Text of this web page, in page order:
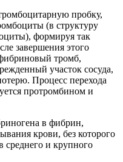
пробку,
(в структуру
формируя так
завершения этого
тромб,
участок сосуда,
Процесс перехода
протромбином и
в фибрин,
крови, без которого
среднего и крупного